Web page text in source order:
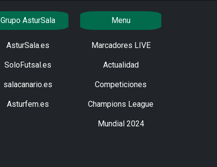
Grupo AsturSala
AsturSala.es
SoloFutsal.es
salacanario.es
Asturfem.es
Menu
Marcadores LIVE
Actualidad
Competiciones
Champions League
Mundial 2024